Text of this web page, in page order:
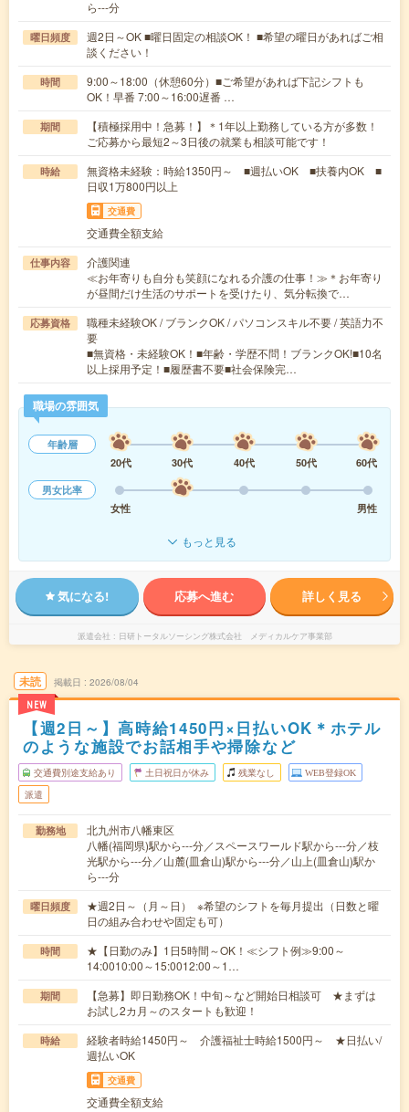
ら---分
曜日頻度
週2日～OK ■曜日固定の相談OK！ ■希望の曜日があればご相
談ください！
時間
9:00～18:00（休憩60分）■ご希望があれば下記シフトも
OK！早番 7:00～16:00遅番 …
期間
【積極採用中！急募！】＊1年以上勤務している方が多数！
ご応募から最短2～3日後の就業も相談可能です！
時給
無資格未経験：時給1350円～ ■週払いOK ■扶養内OK ■
日収1万800円以上
交通費
交通費全額支給
仕事内容
介護関連
≪お年寄りも自分も笑顔になれる介護の仕事！≫＊お年寄り
が昼間だけ生活のサポートを受けたり、気分転換で…
応募資格
職種未経験OK / ブランクOK / パソコンスキル不要 / 英語力不
要
■無資格・未経験OK！■年齢・学歴不問！ブランクOK!■10名
以上採用予定！■履歴書不要■社会保険完…
職場の雰囲気
年齢層
20代
30代 40代 50代
60代
男女比率
女性
男性
もっと見る
気になる! 応募へ進む 詳しく見る
派遣会社 日研トータルソーシング株式会社 メディカルケア事業部
未読
NEW
掲載日 2026/08/04
【週2日～】高時給1450円×日払いOK＊ホテル
のような施設でお話相手や掃除など
交通費別途支給あり 土日祝日が休み 残業なし WEB登録OK
派遣
勤務地
北九州市八幡東区
八幡(福岡県)駅から---分／スペースワールド駅から---分／枝
光駅から---分／山麓(皿倉山)駅から---分／山上(皿倉山)駅か
ら---分
曜日頻度
★週2日～（月～日） ※希望のシフトを毎月提出（日数と曜
日の組み合わせや固定も可）
時間
★【日勤のみ】1日5時間～OK！≪シフト例≫9:00～
14:0010:00～15:0012:00～1…
期間
【急募】即日勤務OK！中旬～など開始日相談可 ★まずは
お試し2カ月～のスタートも歓迎！
時給
経験者時給1450円～ 介護福祉士時給1500円～ ★日払い/
週払いOK
交通費
交通費全額支給